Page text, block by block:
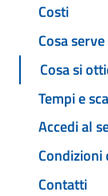
Costi
Cosa serve
Cosa si
Tempi e
Accedi al
Condizioni
Contatti